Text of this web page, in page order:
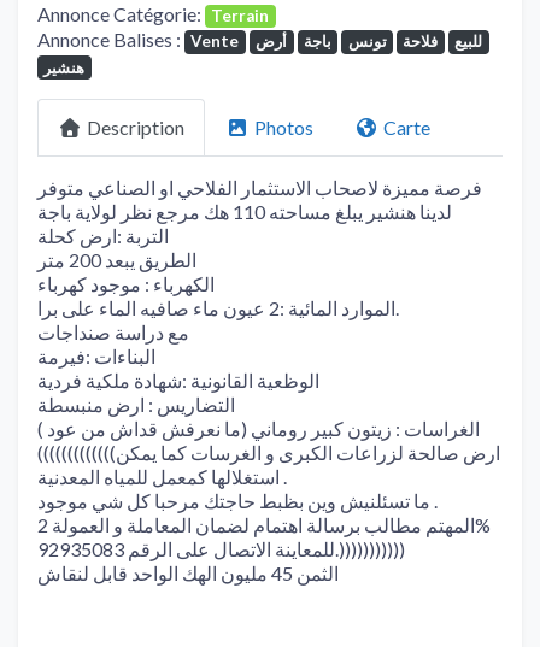
Annonce Catégorie: Terrain
Annonce Balises : Vente أرض باجة تونس فلاحة
للبيع
هنشير
Description Photos Carte
فرصة مميزة لاصحاب الاستثمار الفلاحي او الصناعي متوفر
لدينا هنشير يبلغ مساحته 110 هك مرجع نظر لولاية باجة
التربة :ارض كحلة
الطريق يبعد 200 متر
الكهرباء : موجود كهرباء
مع دراسة صنداجات
البناءات :فيرمة
الوظعية القانونية :شهادة ملكية فردية
التضاريس : ارض منبسطة
الغراسات : زيتون كبير روماني (ما نعرفش قداش من عود )
(((((((((((((ارض صالحة لزراعات الكبرى و الغرسات كما يمكن
المهتم مطالب برسالة اهتمام لضمان المعاملة و العمولة 2%
للمعاينة الاتصال على الرقم 92935083.)))))))))))
الثمن 45 مليون الهك الواحد قابل لنقاش